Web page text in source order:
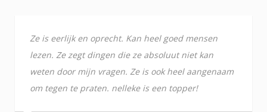
Ze is eerlijk en oprecht. Kan heel goed mensen
lezen. Ze zegt dingen die ze absoluut niet kan
weten door mijn vragen. Ze is ook heel aangenaam
om tegen te praten. nelleke is een topper!